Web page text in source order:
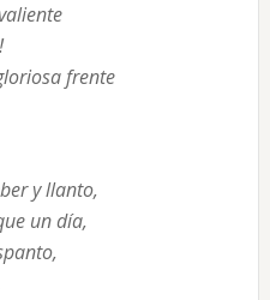
frente
y llanto,
un día,